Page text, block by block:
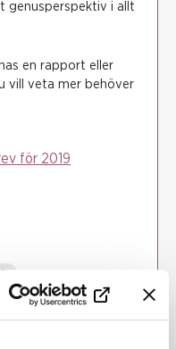
genusperspektiv i allt
en rapport eller
vill veta mer behöver
för 2019